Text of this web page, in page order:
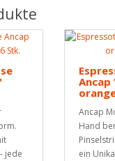
jede
Ancap
Ancap
Hand
ein